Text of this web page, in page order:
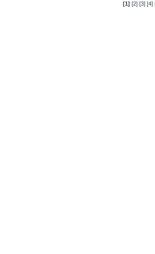
[1] [2] [3] [4]